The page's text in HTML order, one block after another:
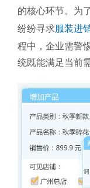
的核心环节。为
纷纷寻求服装进
程中，企业需警
统既能满足当前